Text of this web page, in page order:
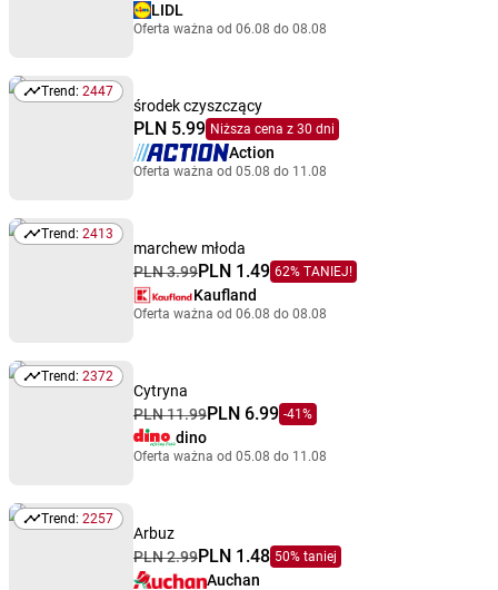
LIDL
Oferta ważna od 06.08 do 08.08
Trend: 2447
Trend: 2447
środek czyszczący
PLN 5.99 Niższa cena z 30 dni
Action
Oferta ważna od 05.08 do 11.08
Trend: 2413
Trend: 2413
marchew młoda
PLN 3.99PLN 1.49 62% TANIEJ!
Kaufland
Oferta ważna od 06.08 do 08.08
Trend: 2372
Trend: 2372
Cytryna
PLN 11.99PLN 6.99 -41%
dino
Oferta ważna od 05.08 do 11.08
Trend: 2257
Trend: 2257
Arbuz
PLN 2.99PLN 1.48 50% taniej
Auchan